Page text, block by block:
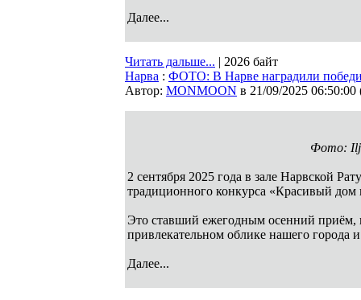
Далее...
Читать дальше... | 2026 байт
Нарва : ФОТО: В Нарве наградили
Автор: MONMOON в 21/09/2025 06:50:00
Фото:
2 сентября 2025 года в зале Нарвской
традиционного конкурса «Красивый дом
Это ставший ежегодным осенний приём,
привлекательном облике нашего города
Далее...